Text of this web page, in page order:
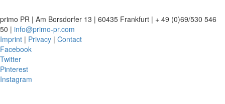
primo PR | Am Borsdorfer 13 | 60435 Frankfurt | + 49 (0)69/530 546
50 | info@primo-pr.com
Imprint | Privacy | Contact
Facebook
Twitter
Pinterest
Instagram